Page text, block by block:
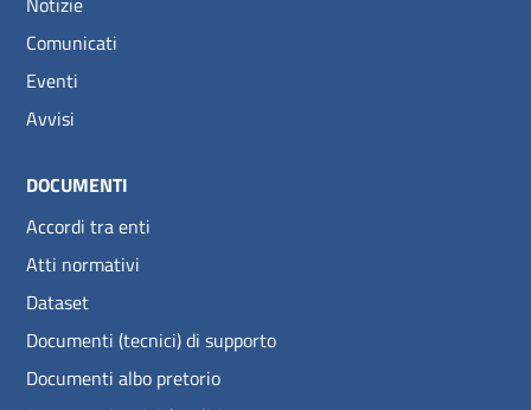
Comunicati
Eventi
Avvisi
DOCUMENTI
Accordi tra enti
Atti normativi
Dataset
Documenti (tecnici) di supporto
Documenti albo pretorio